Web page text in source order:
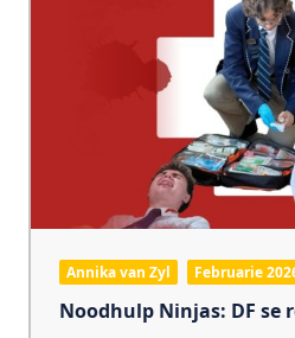
Annika van Zyl Februarie
Noodhulp Ninjas: DF se